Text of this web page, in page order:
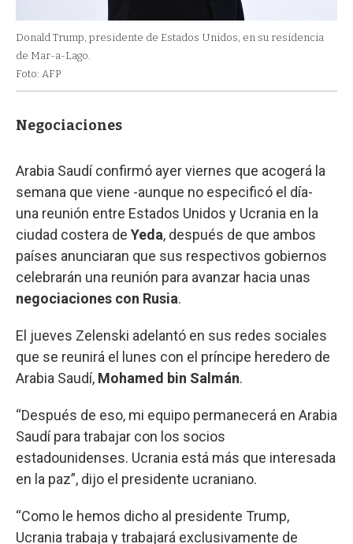
Donald Trump, presidente de Estados Unidos, en su residencia
de Mar-a-Lago.
Foto: AFP
Negociaciones
Arabia Saudí confirmó ayer viernes que acogerá la
semana que viene -aunque no especificó el día-
una reunión entre Estados Unidos y Ucrania en la
ciudad costera de Yeda, después de que ambos
países anunciaran que sus respectivos gobiernos
celebrarán una reunión para avanzar hacia unas
negociaciones con Rusia.
El jueves Zelenski adelantó en sus redes sociales
que se reunirá el lunes con el príncipe heredero de
Arabia Saudí, Mohamed bin Salmán.
“Después de eso, mi equipo permanecerá en Arabia
Saudí para trabajar con los socios
estadounidenses. Ucrania está más que interesada
en la paz”, dijo el presidente ucraniano.
“Como le hemos dicho al presidente Trump,
Ucrania trabaja y trabajará exclusivamente de